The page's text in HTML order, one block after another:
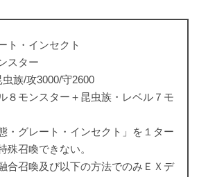
ト・インセクト
スター
族/攻3000/守2600
８モンスター＋昆虫族・レベル７モ
・グレート・インセクト」を１ター
殊召喚できない。
合召喚及び以下の方法でのみＥＸデ